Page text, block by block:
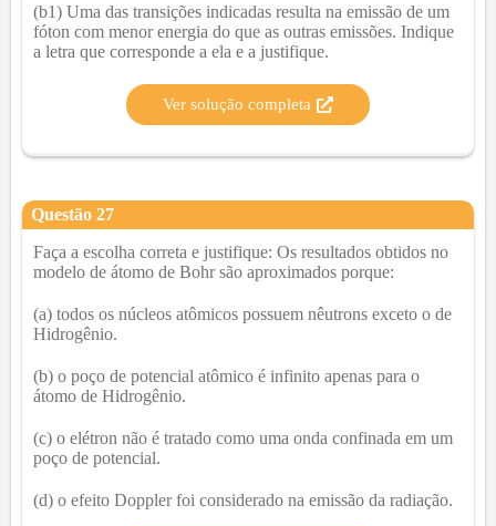
(b1) Uma das transições indicadas resulta na emissão de um
fóton com menor energia do que as outras emissões. Indique
a letra que corresponde a ela e a justifique.
Ver solução completa
Questão 27
Faça a escolha correta e justifique: Os resultados obtidos no
modelo de átomo de Bohr são aproximados porque:
(a) todos os núcleos atômicos possuem nêutrons exceto o de
Hidrogênio.
(b) o poço de potencial atômico é infinito apenas para o
átomo de Hidrogênio.
(c) o elétron não é tratado como uma onda confinada em um
poço de potencial.
(d) o efeito Doppler foi considerado na emissão da radiação.